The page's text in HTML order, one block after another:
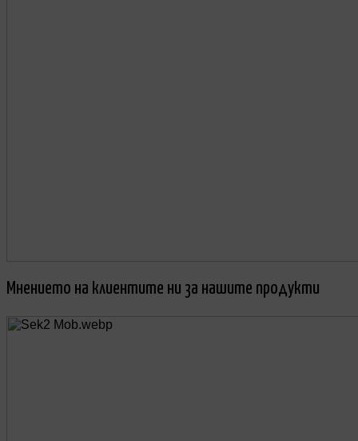
Мнението на клиентите ни за нашите продукти